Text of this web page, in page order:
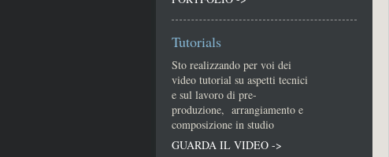
Tutorials
Sto realizzando per voi dei
video tutorial su aspetti tecnici
e sul lavoro di pre-
produzione, arrangiamento e
composizione in studio
GUARDA IL VIDEO ->